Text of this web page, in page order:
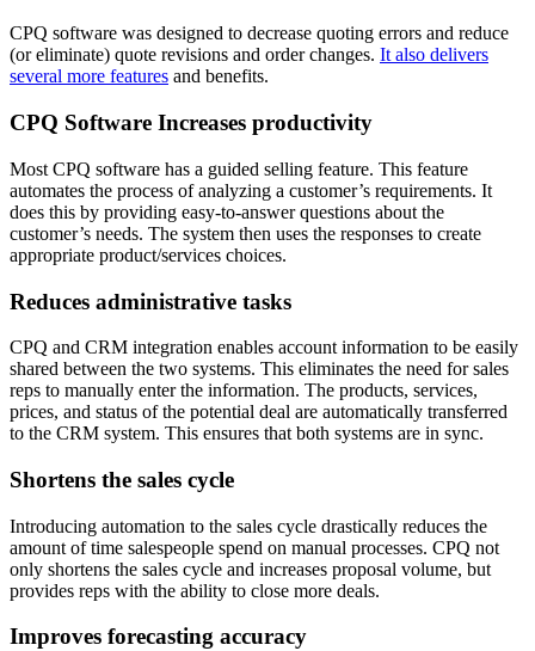
CPQ software was designed to decrease quoting errors and reduce
(or eliminate) quote revisions and order changes. It also delivers
several more features and benefits.
CPQ Software Increases productivity
Most CPQ software has a guided selling feature. This feature
automates the process of analyzing a customer’s requirements. It
does this by providing easy-to-answer questions about the
customer’s needs. The system then uses the responses to create
appropriate product/services choices.
Reduces administrative tasks
CPQ and CRM integration enables account information to be easily
shared between the two systems. This eliminates the need for sales
reps to manually enter the information. The products, services,
prices, and status of the potential deal are automatically transferred
to the CRM system. This ensures that both systems are in sync.
Shortens the sales cycle
Introducing automation to the sales cycle drastically reduces the
amount of time salespeople spend on manual processes. CPQ not
only shortens the sales cycle and increases proposal volume, but
provides reps with the ability to close more deals.
Improves forecasting accuracy